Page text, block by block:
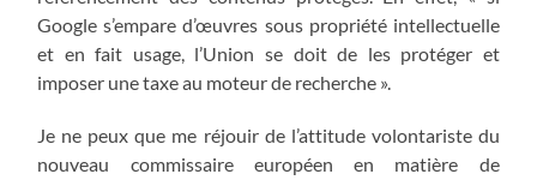
Google s’empare d’œuvres sous propriété intellectuelle
et en fait usage, l’Union se doit de les protéger et
imposer une taxe au moteur de recherche ».
Je ne peux que me réjouir de l’attitude volontariste du
nouveau commissaire européen en matière de